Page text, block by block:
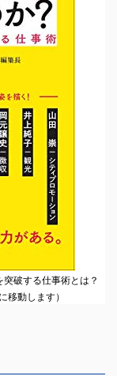
破する仕事術とは？
移動します）